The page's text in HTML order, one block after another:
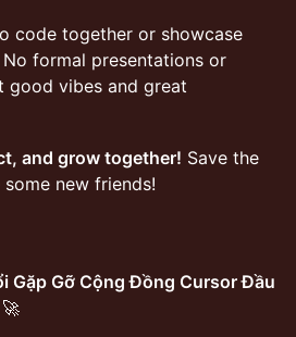
code together or showcase
formal presentations or
vibes and great
and grow together! Save the
new friends!
Gặp Gỡ Cộng Đồng Cursor Đầu